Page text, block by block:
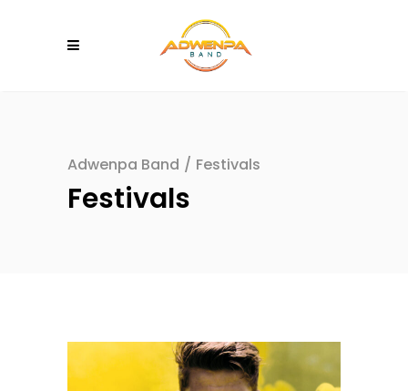
Adwenpa Band / Festivals
Festivals